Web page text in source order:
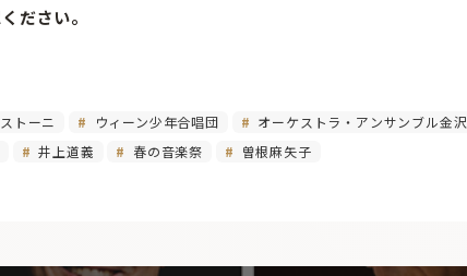
ださい。
トーニ ウィーン少年合唱団
オーケストラ・アンサンブル金沢
井上道義 春の音楽祭
曽根麻矢子